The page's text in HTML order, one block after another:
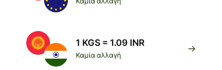
1 KGS = 1.09 INR
Καμία αλλαγή